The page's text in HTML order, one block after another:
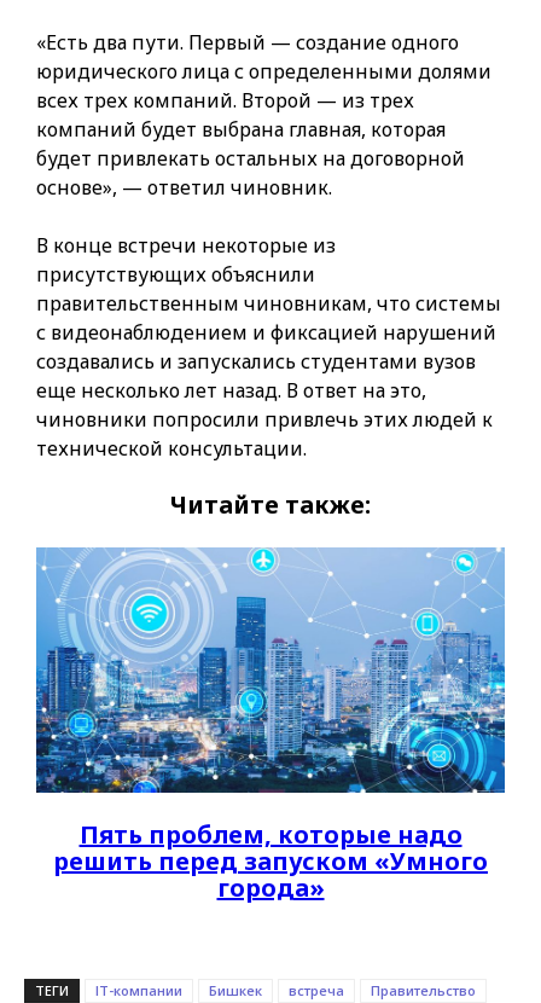
«Есть два пути. Первый — создание одного
юридического лица с определенными долями
всех трех компаний. Второй — из трех
компаний будет выбрана главная, которая
будет привлекать остальных на договорной
основе», — ответил чиновник.
В конце встречи некоторые из
присутствующих объяснили
правительственным чиновникам, что системы
с видеонаблюдением и фиксацией нарушений
создавались и запускались студентами вузов
еще несколько лет назад. В ответ на это,
чиновники попросили привлечь этих людей к
технической консультации.
Читайте также:
Пять проблем, которые надо
решить перед запуском «Умного
города»
ТЕГИ IT-компании Бишкек встреча
Правительство